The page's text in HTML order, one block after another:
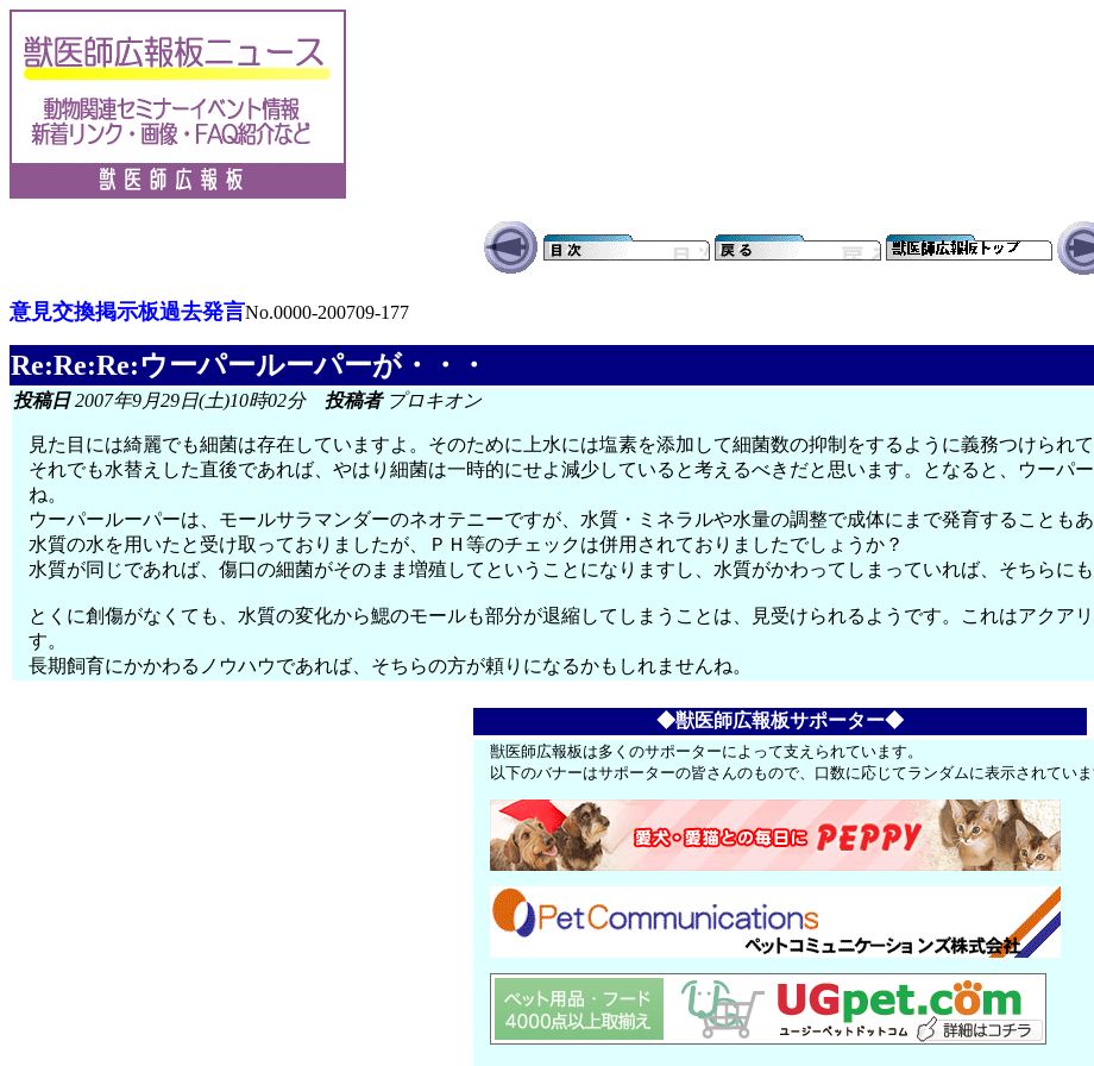
意見交換掲示板過去発言No.0000-200709-177
Re:Re:Re:ウーパールーパーが・・・
投稿日2007年9月29日(土)10時02分 投稿者プロキオン
見た目には綺麗でも細菌は存在していますよ。そのために上水には塩素を添加して細菌数の抑制をするように義務つけられて
それでも水替えした直後であれば、やはり細菌は一時的にせよ減少していると考えるべきだと思います。となると、ウーパ
ね。
ウーパールーパーは、モールサラマンダーのネオテニーですが、水質・ミネラルや水量の調整で成体にまで発育することも
水質の水を用いたと受け取っておりましたが、ＰＨ等のチェックは併用されておりましたでしょうか？
水質が同じであれば、傷口の細菌がそのまま増殖してということになりますし、水質がかわってしまっていれば、そちらに
とくに創傷がなくても、水質の変化から鰓のモールも部分が退縮してしまうことは、見受けられるようです。これはアクア
す。
長期飼育にかかわるノウハウであれば、そちらの方が頼りになるかもしれませんね。
◆獣医師広報板サポーター◆
獣医師広報板は多くのサポーターによって支えられています。
以下のバナーはサポーターの皆さんのもので、口数に応じてランダムに表示されていま